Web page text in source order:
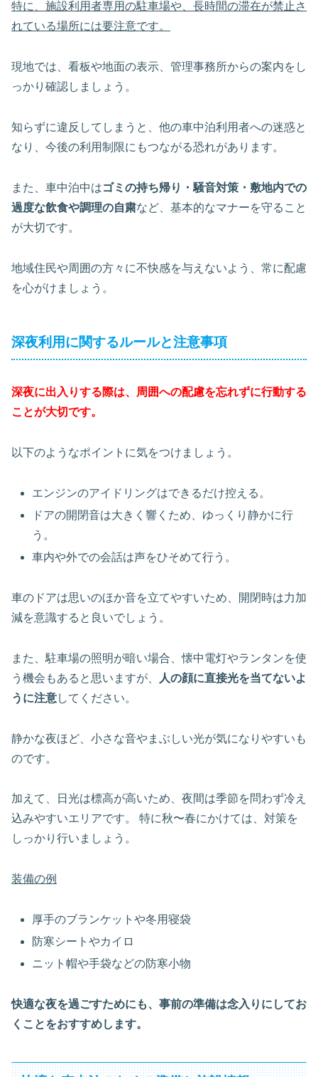
特に、施設利用者専用の駐車場や、長時間の滞在が禁止さ
れている場所には要注意です。
現地では、看板や地面の表示、管理事務所からの案内をし
っかり確認しましょう。
知らずに違反してしまうと、他の車中泊利用者への迷惑と
なり、今後の利用制限にもつながる恐れがあります。
また、車中泊中はゴミの持ち帰り・騒音対策・敷地内での
過度な飲食や調理の自粛など、基本的なマナーを守ること
が大切です。
地域住民や周囲の方々に不快感を与えないよう、常に配慮
を心がけましょう。
深夜利用に関するルールと注意事項
深夜に出入りする際は、周囲への配慮を忘れずに行動する
ことが大切です。
以下のようなポイントに気をつけましょう。
エンジンのアイドリングはできるだけ控える。
ドアの開閉音は大きく響くため、ゆっくり静かに行
う。
車内や外での会話は声をひそめて行う。
車のドアは思いのほか音を立てやすいため、開閉時は力加
減を意識すると良いでしょう。
また、駐車場の照明が暗い場合、懐中電灯やランタンを使
う機会もあると思いますが、
人の顔に直接光を当てないよ
うに注意してください。
静かな夜ほど、小さな音やまぶしい光が気になりやすいも
のです。
加えて、日光は標高が高いため、夜間は季節を問わず冷え
込みやすいエリアです。 特に秋〜春にかけては、対策を
しっかり行いましょう。
装備の例
厚手のブランケットや冬用寝袋
防寒シートやカイロ
ニット帽や手袋などの防寒小物
快適な夜を過ごすためにも、事前の準備は念入りにしてお
くことをおすすめします。